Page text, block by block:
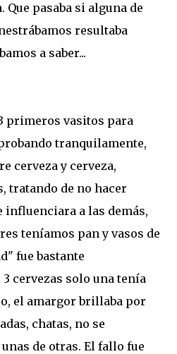
pasaba si alguna de
resultaba
a saber...
primeros vasitos para
tranquilamente,
cerveza y cerveza,
tratando de no hacer
influenciara a las demás,
teníamos pan y vasos de
fue bastante
cervezas solo una tenía
el amargor brillaba por
chatas, no se
de otras. El fallo fue